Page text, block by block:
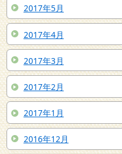
2017年5月
2017年4月
2017年3月
2017年2月
2017年1月
2016年12月